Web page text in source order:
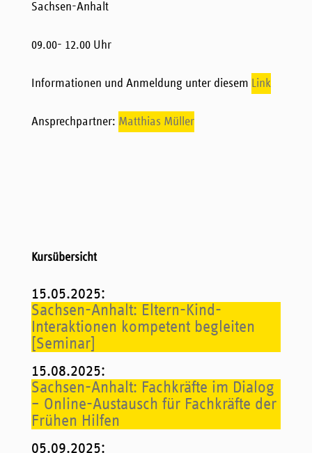
Sachsen-Anhalt
09.00- 12.00 Uhr
Informationen und Anmeldung unter diesem Link
Ansprechpartner: Matthias Müller
Kursübersicht
15.05.2025:
Sachsen-Anhalt: Eltern-Kind-
Interaktionen kompetent begleiten
[Seminar]
15.08.2025:
Sachsen-Anhalt: Fachkräfte im Dialog
– Online-Austausch für Fachkräfte der
Frühen Hilfen
05.09.2025: